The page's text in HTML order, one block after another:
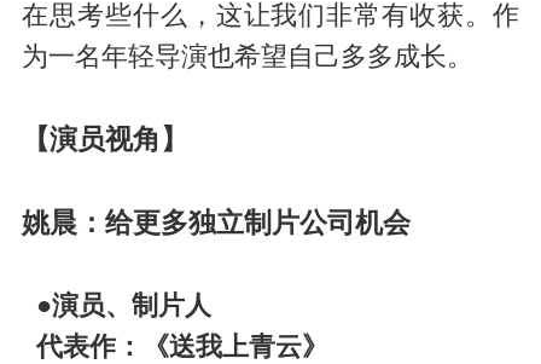
在思考些什么，这让我们非常有收获。作
为一名年轻导演也希望自己多多成长。
【演员视角】
姚晨：给更多独立制片公司机会
●演员、制片人
代表作：《送我上青云》